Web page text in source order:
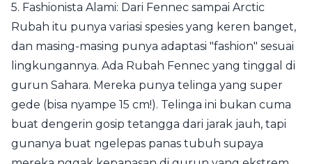
5. Fashionista Alami: Dari Fennec sampai Arctic
Rubah itu punya variasi spesies yang keren banget,
dan masing-masing punya adaptasi "fashion" sesuai
lingkungannya. Ada Rubah Fennec yang tinggal di
gurun Sahara. Mereka punya telinga yang super
gede (bisa nyampe 15 cm!). Telinga ini bukan cuma
buat dengerin gosip tetangga dari jarak jauh, tapi
gunanya buat ngelepas panas tubuh supaya